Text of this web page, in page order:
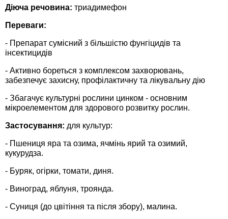
Діюча речовина: триадимефон
Переваги:
- Препарат сумісний з більшістю фунгіцидів та
інсектицидів
- Активно бореться з комплексом захворювань,
забезпечує захисну, профілактичну та лікувальну дію
- Збагачує культурні рослини цинком - основним
мікроелементом для здорового розвитку рослин.
Застосування: для культур:
- Пшениця яра та озима, ячмінь ярий та озимий,
кукурудза.
- Буряк, огірки, томати, диня.
- Виноград, яблуня, троянда.
- Суниця (до цвітіння та після збору), малина.
Семена сидератов
Семена табака
Семена томатов
Семена газонной травы
Семена тыквы, патиссона
Семена цветов
Семена шпината
Средства защиты от мух
Средства защиты от моли
Средства защиты от капустницы
Средства защиты от кротов
Средства защиты от грызунов
дачных туалетов, биодеструкторы
Хозяйственные товары